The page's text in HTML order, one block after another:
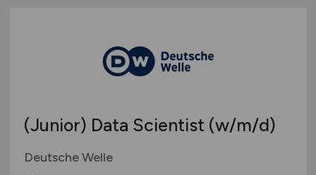
(Junior) Data Scientist (w/m/d)
Deutsche Welle